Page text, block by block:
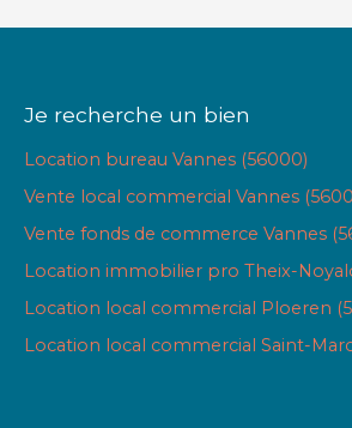
Je recherche un bien
Location bureau Vannes (56000)
Vente local commercial Vannes
Vente fonds de commerce Vannes
Location immobilier pro Theix-
Location local commercial Ploeren
Location local commercial Saint-